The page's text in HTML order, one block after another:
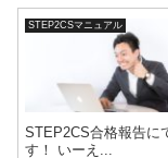
STEP2CSマニュアル
STEP2CS合格報告に
す！ いーえ...